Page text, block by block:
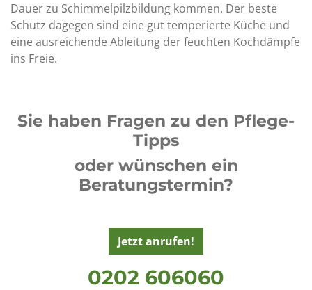
Dauer zu Schimmelpilzbildung kommen. Der beste
Schutz dagegen sind eine gut temperierte Küche und
eine ausreichende Ableitung der feuchten Kochdämpfe
ins Freie.
Sie haben Fragen zu den Pflege-
Tipps
oder wünschen ein
Beratungstermin?
Jetzt anrufen!
0202 606060